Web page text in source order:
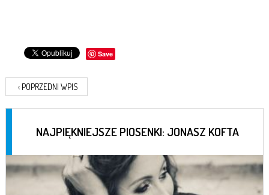
Save
‹ POPRZEDNI WPIS
NAJPIĘKNIEJSZE PIOSENKI: JONASZ KOFTA